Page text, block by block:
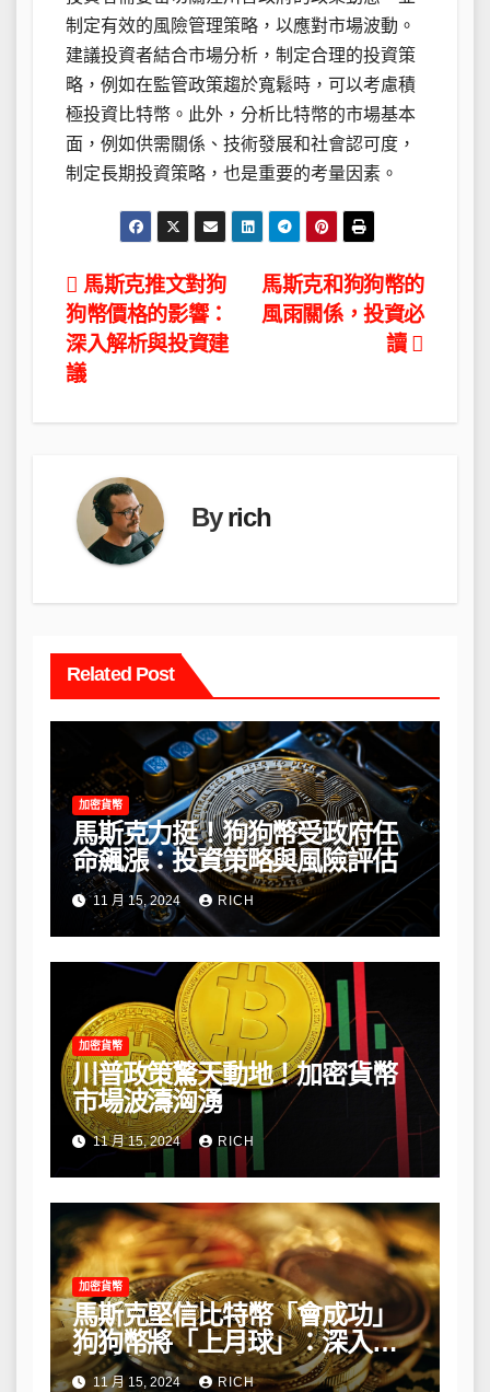
制定有效的風險管理策略，以應對市場波動。
建議投資者結合市場分析，制定合理的投資策
略，例如在監管政策趨於寬鬆時，可以考慮積
極投資比特幣。此外，分析比特幣的市場基本
面，例如供需關係、技術發展和社會認可度，
制定長期投資策略，也是重要的考量因素。
文
章
導
覽
馬斯克和狗狗幣的
風雨關係，投資必
讀
馬斯克推文對狗
狗幣價格的影響：
深入解析與投資建
議
Byrich
Related Post
加密貨幣
馬斯克力挺！狗狗幣受政府任
命飆漲：投資策略與風險評估
11 月 15, 2024 RICH
加密貨幣
川普政策驚天動地！加密貨幣
市場波濤洶湧
11 月 15, 2024 RICH
加密貨幣
馬斯克堅信比特幣「會成功」
狗狗幣將「上月球」：深入解
析他的長期看法
11 月 15, 2024 RICH